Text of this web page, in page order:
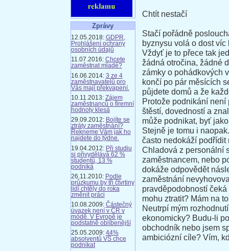
Zprávy
12.05.2018: GDPR,
Prohlášení ochrany
osobních údajů
11.07.2016: Chcete
zaměstnat mladé?
16.06.2014: 3 ze 4
zaměstnavatelů pro
Vás mají překvapení.
10.11.2013: Zájem
zaměstnanců o firemní
hodnoty klesá
29.09.2012: Bojíte se
ztráty zaměstnání?
Řekneme Vám jak ho
najdete do týdne.
19.04.2012: Při studiu
si přivydělává 62 %
studentů, 13 %
podniká
26.11.2010: Podle
průzkumu by tři čtvrtiny
lidí chtěly do roka
změnit práci
10.08.2009: Částečný
úvazek není v ČR v
módě. V Evropě je
podstatně oblíbenější
25.05.2009: 44%
absolventů VŠ chce
podnikat
Chtít nestačí
Stačí pořádně
byznysu volá o dost
Vždyť je to přece tak
žádná otročina, žádné
zámky o pohádkových
končí po pár měsících
půjdete domů a že
Protože podnikání není
štěstí, dovedností a
může podnikat, byť
Stejně je tomu i
často nedokáží podřídit
Chladová z personální
zaměstnancem, nebo
dokáže odpovědět
zaměstnání
pravděpodobností
mohu ztratit? Mám na
Neutrpí mým
ekonomicky? Budu-li
obchodník nebo jsem
ambiciózní cíle? Vím,